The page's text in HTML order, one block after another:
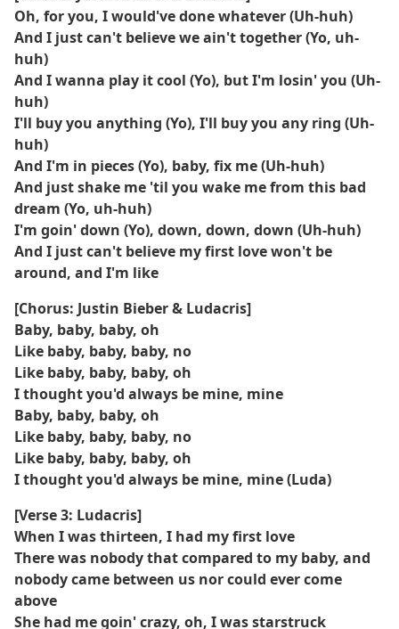
Oh, for you, I would've done whatever (Uh-huh)
And I just can't believe we ain't together (Yo, uh-
huh)
And I wanna play it cool (Yo), but I'm losin' you (Uh-
huh)
I'll buy you anything (Yo), I'll buy you any ring (Uh-
huh)
And I'm in pieces (Yo), baby, fix me (Uh-huh)
And just shake me 'til you wake me from this bad
dream (Yo, uh-huh)
I'm goin' down (Yo), down, down, down (Uh-huh)
And I just can't believe my first love won't be
around, and I'm like
[Chorus: Justin Bieber & Ludacris]
Baby, baby, baby, oh
Like baby, baby, baby, no
Like baby, baby, baby, oh
I thought you'd always be mine, mine
Baby, baby, baby, oh
Like baby, baby, baby, no
Like baby, baby, baby, oh
I thought you'd always be mine, mine (Luda)
[Verse 3: Ludacris]
When I was thirteen, I had my first love
There was nobody that compared to my baby, and
nobody came between us nor could ever come
above
She had me goin' crazy, oh, I was starstruck